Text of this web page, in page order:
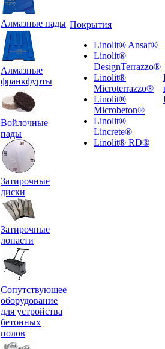
Алмазные пады
Алмазные
франкфурты
Войлочные
пады
Затирочные
диски
Затирочные
лопасти
Сопутствующее
оборудование
для устройства
бетонных
полов
Покрытия
Linolit® Ansaf®
Linolit®
DesignTerrazzo®
Linolit®
Microterrazzo®
Linolit®
Microbeton®
Linolit®
Lincrete®
Linolit® RD®